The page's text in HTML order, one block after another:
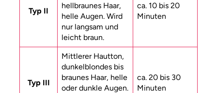
Typ II
hellbraunes Haar,
helle Augen. Wird
nur langsam und
leicht braun.
ca. 10 bis 20
Minuten
Typ III
Mittlerer Hautton,
dunkelblondes bis
braunes Haar, helle
oder dunkle Augen.
ca. 20 bis 30
Minuten